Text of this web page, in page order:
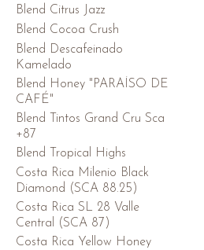
Blend Citrus Jazz
Blend Cocoa Crush
Blend Descafeinado
Kamelado
Blend Honey "PARAÍSO DE
CAFÉ"
Blend Tintos Grand Cru Sca
+87
Blend Tropical Highs
Costa Rica Milenio Black
Diamond (SCA 88.25)
Costa Rica SL 28 Valle
Central (SCA 87)
Costa Rica Yellow Honey